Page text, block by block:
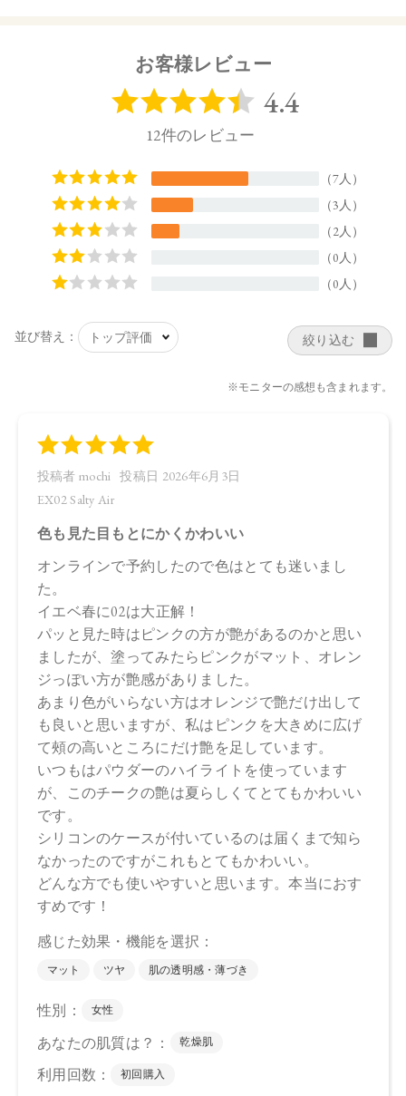
・EX04 Tropic Flush：
肌に溶け込むマットなペールブラウン×フレッシュなコー
エフォートレスな抜け感をかなえるスキントーンカラー
【販売名】
トーン ペタル メルティング カラー ポット EX01
トーン ペタル メルティング カラー ポット EX02
トーン ペタル メルティング カラー ポット EX03
トーン ペタル メルティング カラー ポット EX04
指先またはお手持ちのチップやブラシで適量をとり、唇や
頬、まぶたに塗布します。
いますが、ご使用には問題ありません。
【内容量】
【商品サイズ】
70.0×70.0×63.0㎜
【全成分】
・EX01
上段（マット）：スクワラン、トリイソステアリン酸ポリグ
リセリル－2、合成フルオロフロゴパイト、パルミチン酸デキ
ストリン、シリカ、セラミドNP、ビオチノイルトリペプチド
－1、ステアリン酸亜鉛、水酸化Al、トコフェロール、アルガ
ニアスピノサ核油、オプンチアフィクスインジカ種子油、ホ
ホバ種子油、ローズマリー葉油、オリーブ果実油、カニナバ
ラ果実油、グリセリン、水、パンテノール、酸化チタン、ホ
ウケイ酸（Ca／Al）、マイカ、赤202、黄4、酸化スズ、酸化
下段（ツヤ）：スクワラン、トリイソステアリン酸ポリグリ
セリル－2、ミリスチン酸デキストリン、パルミチン酸デキス
トリン、シリカ、トリ（カプリル酸／カプリン酸）グリセリ
ル、セスキイソステアリン酸ソルビタン、ダイマージリノレ
イル水添ロジン縮合物、セラミドNP、ビオチノイルトリペプ
チド－1、トコフェロール、水酸化Al、アルガニアスピノサ核
ーズマリー葉油、オリーブ果実油、カニナバラ果実油、グリ
カ、酸化チタン、酸化スズ、酸化鉄、赤202
・EX02
トリイソステアリン酸ポリグリセリル－2、パルミチン酸デキ
お客様レビュー